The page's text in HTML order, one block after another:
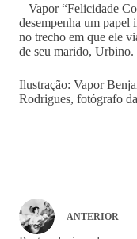
– Vapor “Felicidade
desempenha um papel
no trecho em que ele
de seu marido, Urbino.
Ilustração: Vapor
Rodrigues, fotógrafo
ANTERIOR